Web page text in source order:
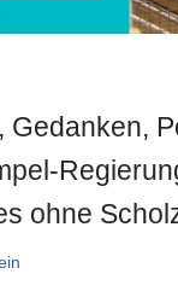
Gedanken,
ohne